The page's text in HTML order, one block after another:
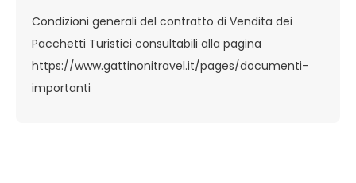
Condizioni generali del contratto di Vendita dei
Pacchetti Turistici consultabili alla pagina
https://www.gattinonitravel.it/pages/documenti-
importanti